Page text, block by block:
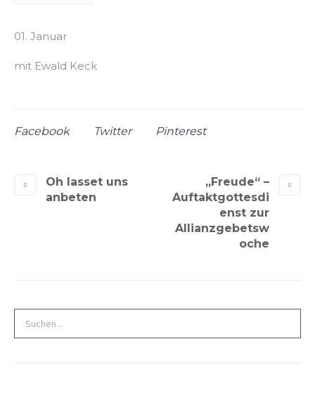
01. Januar
mit Ewald Keck
Facebook Twitter Pinterest
Oh lasset uns
anbeten
„Freude“ –
Auftaktgottesdi
enst zur
Allianzgebetsw
oche
Search
for: